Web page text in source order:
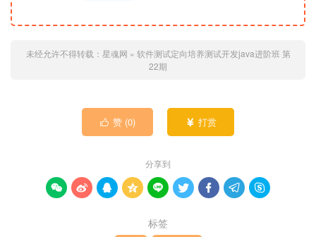
未经允许不得转载： 星魂网 » 软件测试定向培养测试开发java进阶班 第
22期
 赞 (0)  打赏
分享到
        
标签